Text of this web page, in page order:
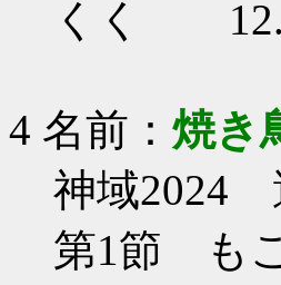
くく 12.3
4 名前： 焼き
神域2024
第1節 も